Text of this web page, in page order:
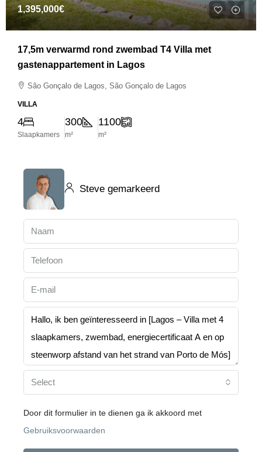
1,395,000€
17,5m verwarmd rond zwembad T4 Villa met
gastenappartement in Lagos
São Gonçalo de Lagos, São Gonçalo de Lagos
VILLA
4
Slaapkamers
300
m²
1100
m²
Steve gemarkeerd
Select
Door dit formulier in te dienen ga ik akkoord met
Gebruiksvoorwaarden